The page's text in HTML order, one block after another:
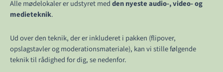
Alle mødelokaler er udstyret medden nyeste audio-, video- og
medieteknik.
Ud over den teknik, der er inkluderet i pakken (flipover,
opslagstavler og moderationsmateriale), kan vi stille følgende
teknik til rådighed for dig, se nedenfor.